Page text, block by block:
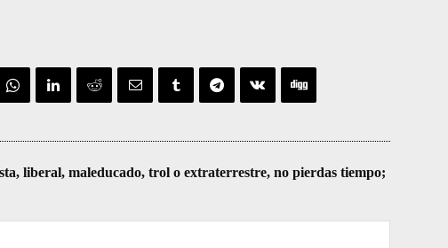
liberal, maleducado, trol o extraterrestre, no pierdas tiempo;